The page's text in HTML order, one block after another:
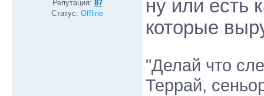
Репутация: 87
Статус:Offline
ну или есть
которые
"Делай что
Террай,